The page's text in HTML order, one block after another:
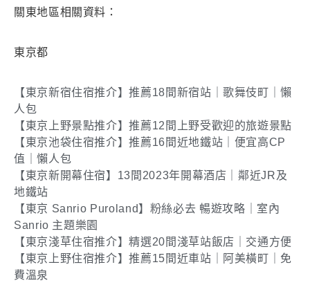
關東地區相關資料：
東京都
【東京新宿住宿推介】推薦18間新宿站｜歌舞伎町｜懶
人包
【東京上野景點推介】推薦12間上野受歡迎的旅遊景點
【東京池袋住宿推介】推薦16間近地鐵站｜便宜高CP
值｜懶人包
【東京新開幕住宿】13間2023年開幕酒店｜鄰近JR及
地鐵站
【東京 Sanrio Puroland】粉絲必去 暢遊攻略｜室內
Sanrio 主題樂園
【東京淺草住宿推介】精選20間淺草站飯店｜交通方便
【東京上野住宿推介】推薦15間近車站｜阿美橫町｜免
費溫泉